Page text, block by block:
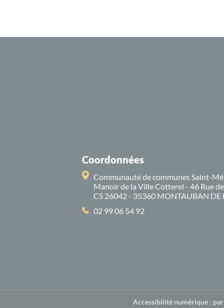
Coordonnées
Communauté de communes Saint-
Manoir de la Ville Cotterel - 46 Rue
CS 26042 - 35360 MONTAUBAN DE
02 99 06 54 92
Accessibilité numérique :